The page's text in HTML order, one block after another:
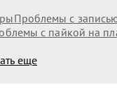
Проблемы с
с пайкой на
еще